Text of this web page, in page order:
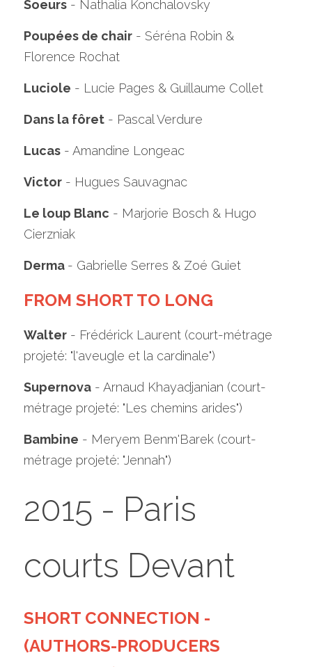
Soeurs - Nathalia Konchalovsky
Poupées de chair - Séréna Robin &
Florence Rochat
Luciole - Lucie Pages & Guillaume Collet
Dans la fôret - Pascal Verdure
Lucas - Amandine Longeac
Victor - Hugues Sauvagnac
Le loup Blanc - Marjorie Bosch & Hugo
Cierzniak
Derma - Gabrielle Serres & Zoé Guiet
FROM SHORT TO LONG
Walter - Frédérick Laurent (court-métrage
projeté: "l'aveugle et la cardinale")
Supernova - Arnaud Khayadjanian (court-
métrage projeté: "Les chemins arides")
Bambine - Meryem Benm'Barek (court-
métrage projeté: "Jennah")
2015 - Paris
courts Devant
SHORT CONNECTION -
(AUTHORS-PRODUCERS